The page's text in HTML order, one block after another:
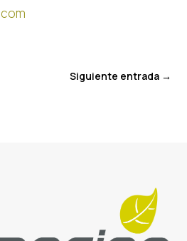
Siguiente entrada→